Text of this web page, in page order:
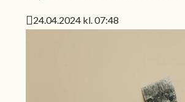
Publisert
24.04.2024 kl. 07:48